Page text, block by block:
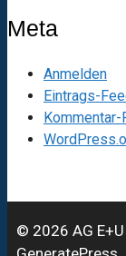
Meta
Anmelden
Eintrags-
Kommentar-
© 2026 AG